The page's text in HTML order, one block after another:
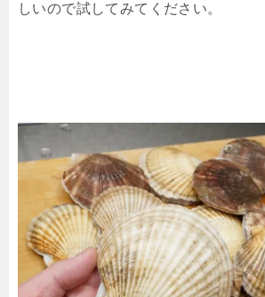
しいので試してみてください。